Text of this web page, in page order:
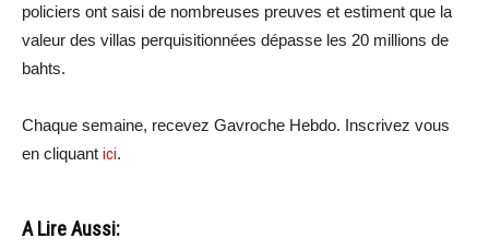
policiers ont saisi de nombreuses preuves et estiment que la
valeur des villas perquisitionnées dépasse les 20 millions de
bahts.
Chaque semaine, recevez Gavroche Hebdo. Inscrivez vous
en cliquant ici.
A Lire Aussi: